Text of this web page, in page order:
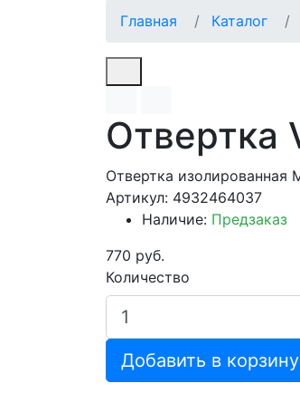
Главная
Каталог
Отвертка
Отвертка изолированная
Артикул: 4932464037
Наличие: Предзаказ
770 руб.
Количество
Добавить в корзину